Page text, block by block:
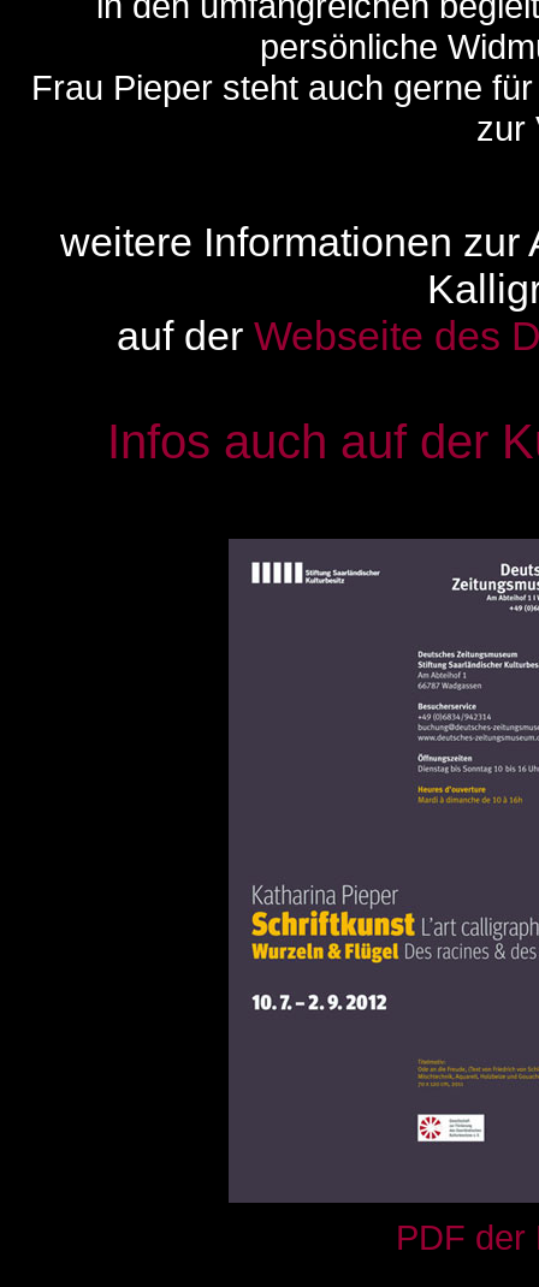
persönliche
Frau Pieper steht auch gerne
zur
weitere Informationen
auf der Webseite des
Infos auch auf der
PDF der